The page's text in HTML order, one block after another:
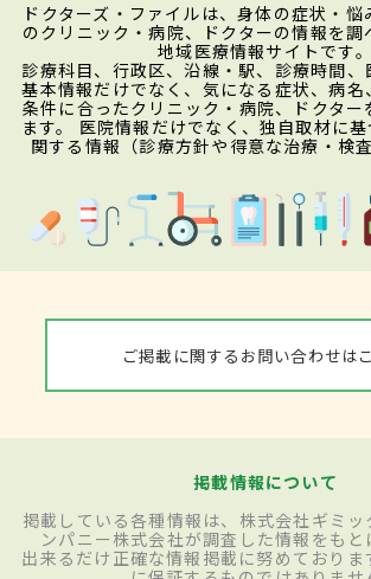
ドクターズ・ファイルは、身体の症状・
のクリニック・病院、ドクターの情報を調
地域医療情報サイトです。
診療科目、行政区、沿線・駅、診療時間、
基本情報だけでなく、気になる症状、病名
条件に合ったクリニック・病院、ドクター
ます。 医院情報だけでなく、独自取材に
関する情報（診療方針や得意な治療・検
ご掲載に関するお問い合わせは
掲載情報について
掲載している各種情報は、株式会社ギミッ
ンパニー株式会社が調査した情報をもと
出来るだけ正確な情報掲載に努めておりま